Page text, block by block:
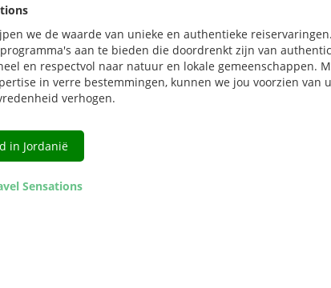
we de waarde van unieke en authentieke
aan te bieden die doordrenkt zijn van
en respectvol naar natuur en lokale gemeenschappen.
in verre bestemmingen, kunnen we jou voorzien van
verhogen.
in Jordanië
Sensations